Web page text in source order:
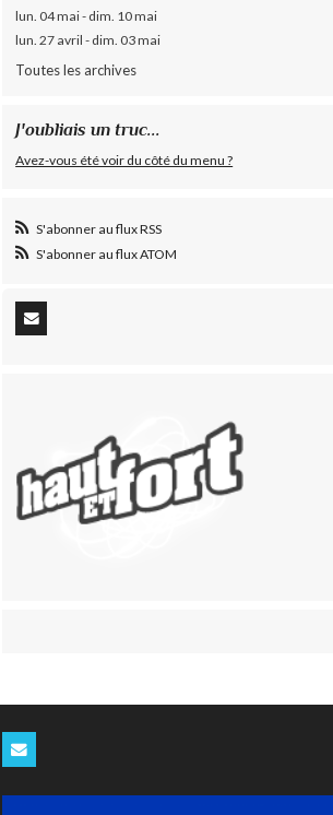
lun. 04 mai - dim. 10 mai
lun. 27 avril - dim. 03 mai
Toutes les archives
J'oubliais un truc...
Avez-vous été voir du côté du menu ?
S'abonner au flux RSS
S'abonner au flux ATOM